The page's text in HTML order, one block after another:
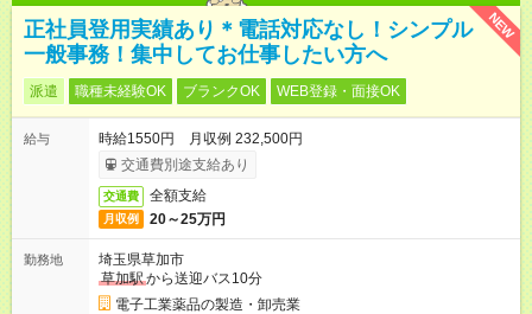
NEW
正社員登用実績あり＊電話対応なし！シンプル
一般事務！集中してお仕事したい方へ
派遣 職種未経験OK ブランクOK WEB登録・面接OK
給与
時給1550円 月収例 232,500円
交通費別途支給あり
交通費 全額支給
月収例 20～25万円
勤務地
埼玉県草加市
草加駅から送迎バス10分
電子工業薬品の製造・卸売業